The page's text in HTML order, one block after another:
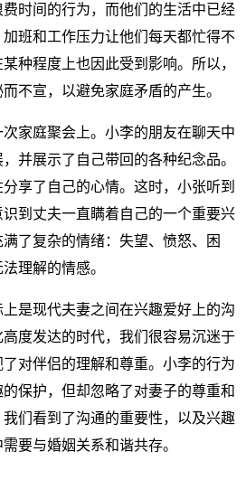
时间的行为，而他们的生活中已经
班和工作压力让他们每天都忙得不
种程度上也因此受到影响。所以，
不宣，以避免家庭矛盾的产生。
家庭聚会上。小李的朋友在聊天中
并展示了自己带回的各种纪念品。
享了自己的心情。这时，小张听到
到丈夫一直瞒着自己的一个重要兴
了复杂的情绪：失望、愤怒、困
理解的情感。
是现代夫妻之间在兴趣爱好上的沟
度发达的时代，我们很容易沉迷于
对伴侣的理解和尊重。小李的行为
保护，但却忽略了对妻子的尊重和
们看到了沟通的重要性，以及兴趣
要与婚姻关系和谐共存。